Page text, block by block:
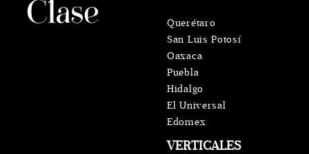
VERTICALES
Querétaro
San Luis Potosí
Oaxaca
Puebla
Hidalgo
El Universal
Edomex